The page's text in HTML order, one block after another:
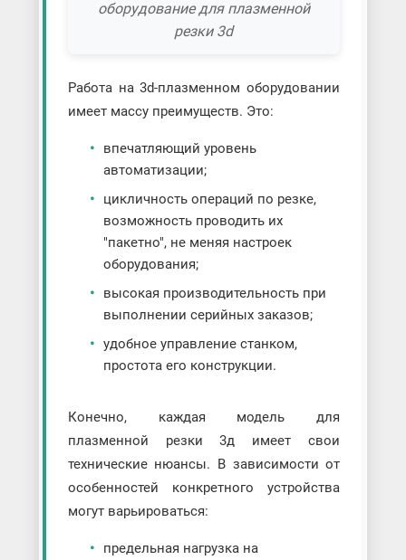
оборудование для плазменной
резки 3d
Работа на 3d-плазменном оборудовании
имеет массу преимуществ. Это:
впечатляющий уровень
автоматизации;
цикличность операций по резке,
возможность проводить их
"пакетно", не меняя настроек
оборудования;
высокая производительность при
выполнении серийных заказов;
удобное управление станком,
простота его конструкции.
Конечно, каждая модель для
плазменной резки 3д имеет свои
технические нюансы. В зависимости от
особенностей конкретного устройства
могут варьироваться:
предельная нагрузка на